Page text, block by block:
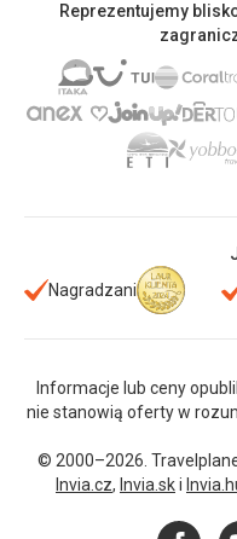
Reprezentujemy
Nagradzani
Informacje lub ceny
nie stanowią oferty w
© 2000–2026.
Invia.cz, Invia.ski